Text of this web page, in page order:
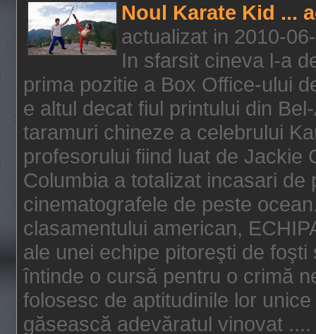
Noul Karate Kid ...
actualizat in 2010-
In sfarsit cineva l-a
prima pozitie a Box Office-ului
e altul decat fiul printului din
taramuri chineze a celebrului
profesorului fiind luat de Jackie
Columbia a totalizat incasari
cinematografele de peste
clasamentului american,
ale unei echipe pitoreşti de
întinde o cursă pentru o crimă
folosesc de aptitudinile lor
găsească adevăratul vinovat